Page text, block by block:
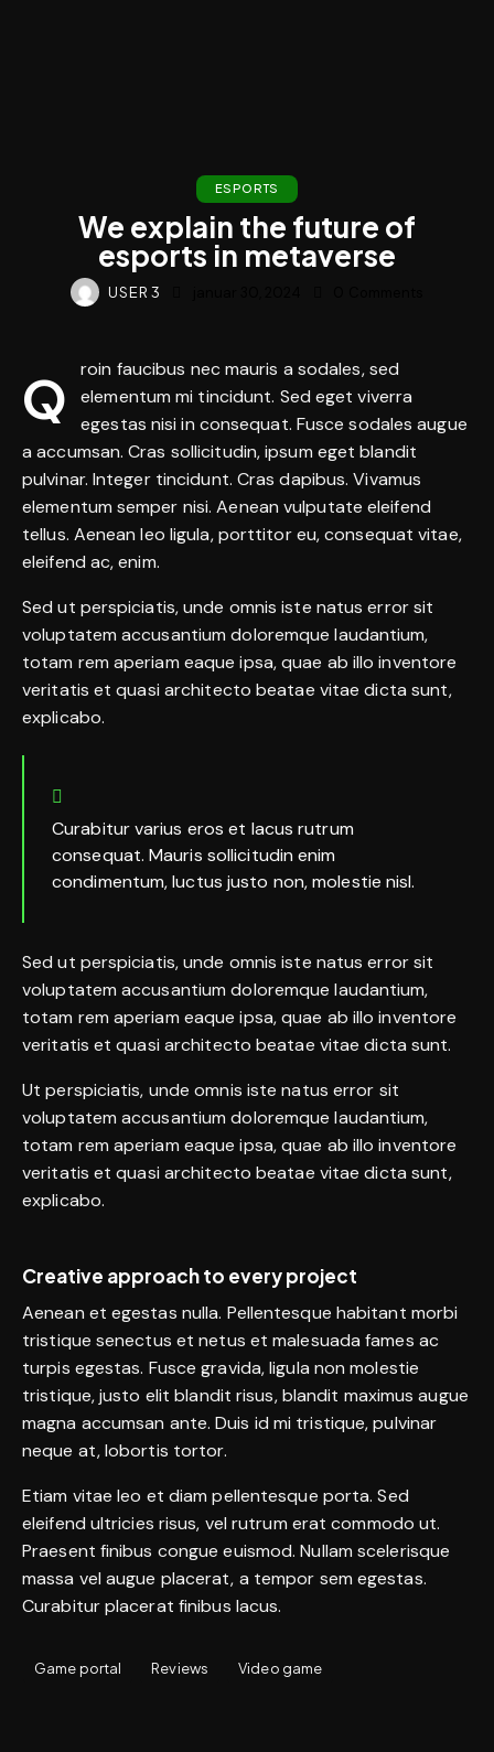
ESPORTS
We explain the future of
esports in metaverse
USER 3
Q
roin faucibus nec mauris a sodales, sed
elementum mi tincidunt. Sed eget viverra
egestas nisi in consequat. Fusce sodales augue
a accumsan. Cras sollicitudin, ipsum eget blandit
pulvinar. Integer tincidunt. Cras dapibus. Vivamus
elementum semper nisi. Aenean vulputate eleifend
tellus. Aenean leo ligula, porttitor eu, consequat vitae,
eleifend ac, enim.
Sed ut perspiciatis, unde omnis iste natus error sit
voluptatem accusantium doloremque laudantium,
totam rem aperiam eaque ipsa, quae ab illo inventore
veritatis et quasi architecto beatae vitae dicta sunt,
explicabo.
Curabitur varius eros et lacus rutrum
consequat. Mauris sollicitudin enim
condimentum, luctus justo non, molestie nisl.
Sed ut perspiciatis, unde omnis iste natus error sit
voluptatem accusantium doloremque laudantium,
totam rem aperiam eaque ipsa, quae ab illo inventore
veritatis et quasi architecto beatae vitae dicta sunt.
Ut perspiciatis, unde omnis iste natus error sit
voluptatem accusantium doloremque laudantium,
totam rem aperiam eaque ipsa, quae ab illo inventore
veritatis et quasi architecto beatae vitae dicta sunt,
explicabo.
Creative approach to every project
Aenean et egestas nulla. Pellentesque habitant morbi
tristique senectus et netus et malesuada fames ac
turpis egestas. Fusce gravida, ligula non molestie
tristique, justo elit blandit risus, blandit maximus augue
magna accumsan ante. Duis id mi tristique, pulvinar
neque at, lobortis tortor.
Etiam vitae leo et diam pellentesque porta. Sed
eleifend ultricies risus, vel rutrum erat commodo ut.
Praesent finibus congue euismod. Nullam scelerisque
massa vel augue placerat, a tempor sem egestas.
Curabitur placerat finibus lacus.
Game portal Reviews Video game